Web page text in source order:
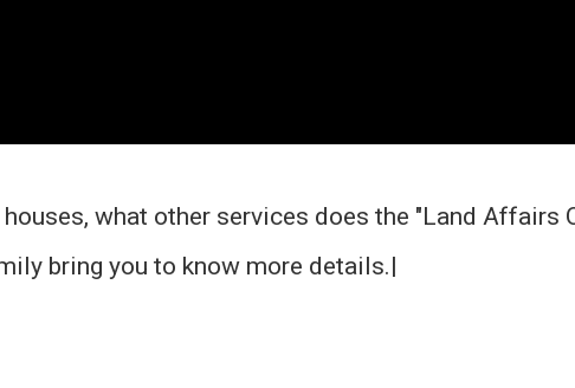
what other services does the "Land Affairs
bring you to know more details.|